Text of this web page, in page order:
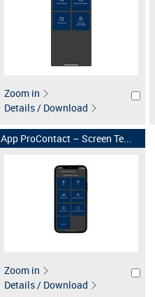
Zoom in
Details / Download
App ProContact – Screen Te...
Zoom in
Details / Download